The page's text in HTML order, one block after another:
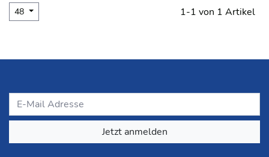
48 1-1 von 1 Artikel
Jetzt anmelden